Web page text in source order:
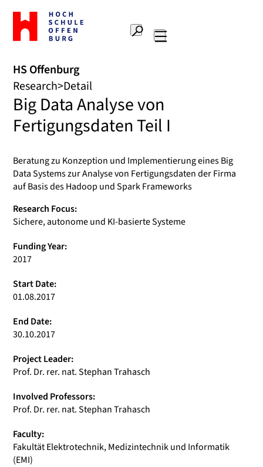
To
the
home
Offenburg
University
of
Applied
Sciences
Search
HS Offenburg
Research Detail
Big Data Analyse von
Fertigungsdaten Teil I
Beratung zu Konzeption und Implementierung eines Big
Data Systems zur Analyse von Fertigungsdaten der Firma
auf Basis des Hadoop und Spark Frameworks
Research Focus:
Sichere, autonome und KI-basierte Systeme
Funding Year:
2017
Start Date:
01.08.2017
End Date:
30.10.2017
Project Leader:
Prof. Dr. rer. nat. Stephan Trahasch
Involved Professors:
Prof. Dr. rer. nat. Stephan Trahasch
Faculty:
Fakultät Elektrotechnik, Medizintechnik und Informatik
(EMI)